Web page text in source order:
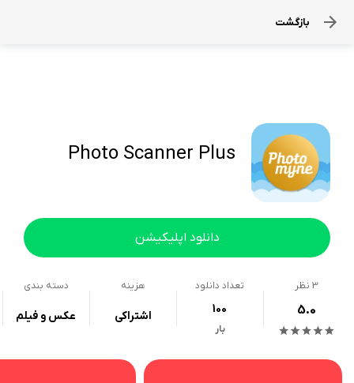
بازگشت
Photo Scanner Plus
دانلود اپلیکیشن
3 نظر
5.0
تعداد دانلود
100
بار
هزینه
اشتراکی
دسته بندی
عکس و فیلم